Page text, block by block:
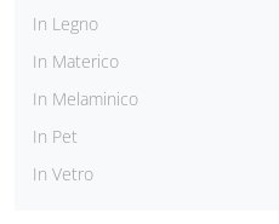
In Legno
In Materico
In Melaminico
In Pet
In Vetro